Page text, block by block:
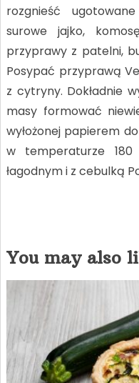
rozgnieść
surowe jajko,
przyprawy z patelni,
Posypać przyprawą
z cytryny. Dokładnie
masy formować
wyłożonej papierem
w temperaturze
łagodnym i z cebulką
You may also